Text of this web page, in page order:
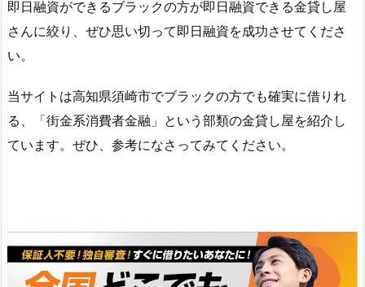
即日融資ができるブラックの方が即日融資できる金貸し屋
さんに絞り、ぜひ思い切って即日融資を成功させてくださ
い。
当サイトは高知県須崎市でブラックの方でも確実に借りれ
る、「街金系消費者金融」という部類の金貸し屋を紹介し
ています。ぜひ、参考になさってみてください。